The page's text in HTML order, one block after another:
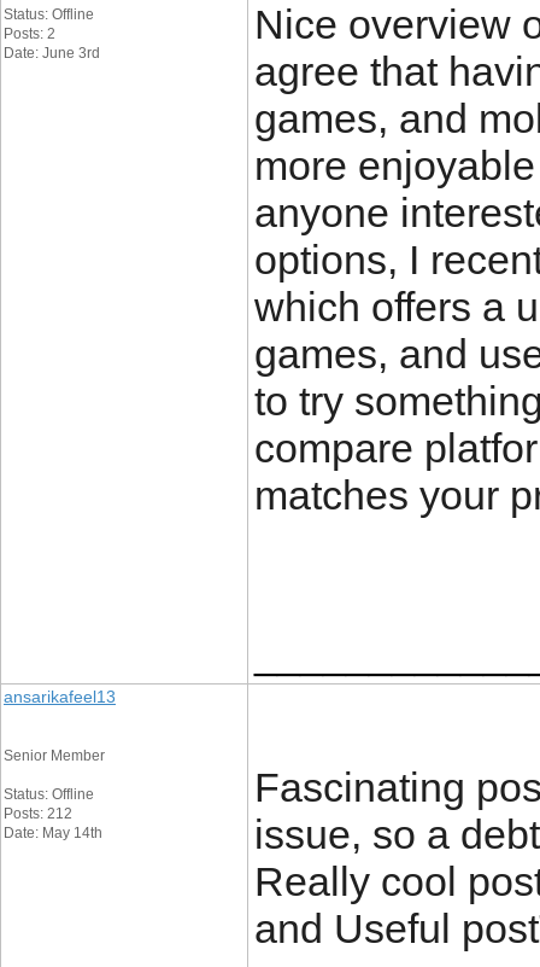
Status: Offline
Posts: 2
Date: June 3rd
Nice overview
agree that
games, and
more
anyone
options, I
which offers a
games, and
to try
compare
matches your
ansarikafeel13
Senior Member
Status: Offline
Posts: 212
Date: May 14th
Fascinating
issue, so a
Really cool
and Useful